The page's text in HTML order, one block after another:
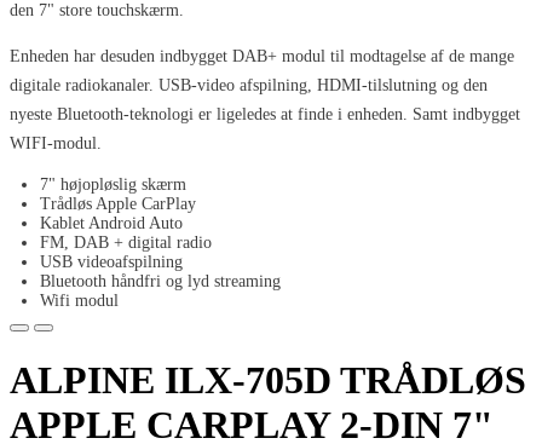
den 7" store touchskærm.
Enheden har desuden indbygget DAB+ modul til modtagelse af de mange
digitale radiokanaler. USB-video afspilning, HDMI-tilslutning og den
nyeste Bluetooth-teknologi er ligeledes at finde i enheden. Samt indbygget
WIFI-modul.
7" højopløslig skærm
Trådløs Apple CarPlay
Kablet Android Auto
FM, DAB + digital radio
USB videoafspilning
Bluetooth håndfri og lyd streaming
Wifi modul
ALPINE ILX-705D TRÅDLØS
APPLE CARPLAY 2-DIN 7"